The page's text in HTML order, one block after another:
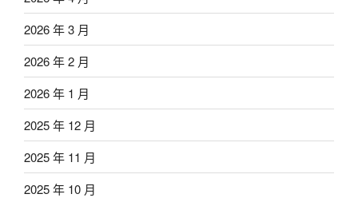
2026 年 3 月
2026 年 2 月
2026 年 1 月
2025 年 12 月
2025 年 11 月
2025 年 10 月